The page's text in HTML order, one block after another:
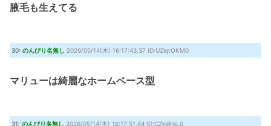
腋毛も生えてる
30: のんびり名無し 2026/05/14(木) 16:17:43.37 ID:UZlqtOKM0
マリューは綺麗なホームベース型
31: のんびり名無し 2026/05/14(木) 16:17:51.44 ID:CZkdlrgL0